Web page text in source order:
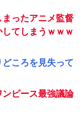
まったアニメ監督
てしまうｗｗｗ
どころを見失って
ンピース最強議論